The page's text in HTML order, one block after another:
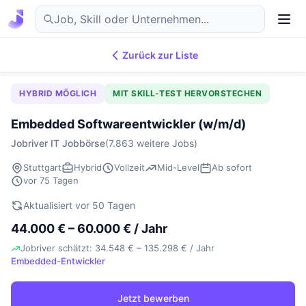
DE
Zurück zur Liste
HYBRID MÖGLICH MIT SKILL-TEST HERVORSTECHEN
Embedded Softwareentwickler (w/m/d)
Jobriver IT Jobbörse(7.863 weitere Jobs)
Stuttgart Hybrid Vollzeit Mid-Level
Ab sofort
vor 75 Tagen
Aktualisiert vor 50 Tagen
44.000 € – 60.000 € / Jahr
Jobriver schätzt: 34.548 € – 135.298 € / Jahr
Embedded-Entwickler
Jetzt bewerben